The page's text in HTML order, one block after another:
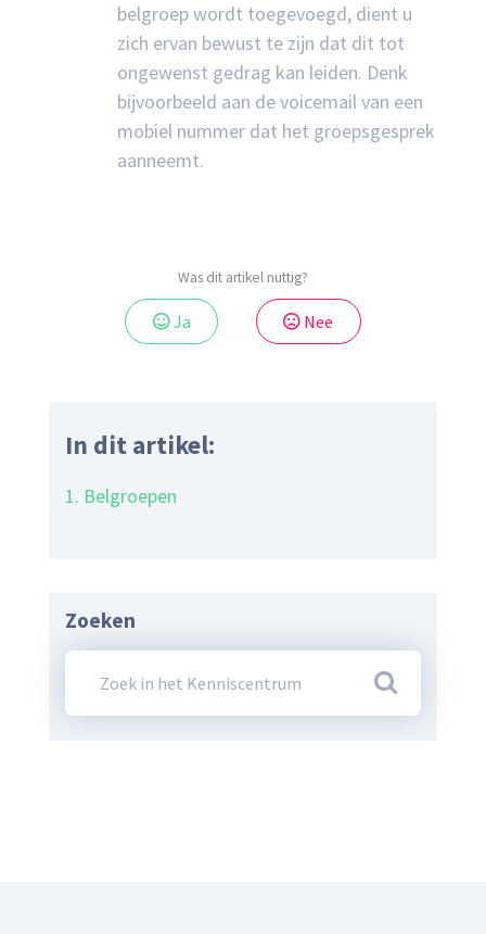
belgroep wordt toegevoegd, dient u
zich ervan bewust te zijn dat dit tot
ongewenst gedrag kan leiden. Denk
bijvoorbeeld aan de voicemail van een
mobiel nummer dat het groepsgesprek
aanneemt.
Was dit artikel nuttig?
Ja Nee
In dit artikel:
1. Belgroepen
Zoeken